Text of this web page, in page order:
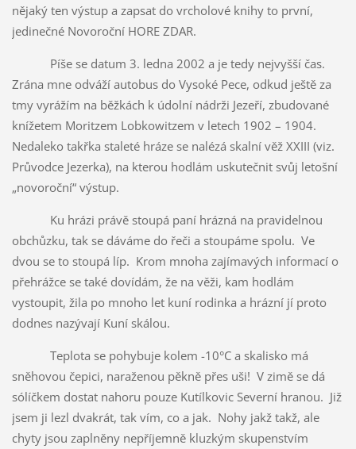
nějaký ten výstup a zapsat do vrcholové knihy to první,
jedinečné Novoroční HORE ZDAR.
Píše se datum 3. ledna 2002 a je tedy nejvyšší čas.
Zrána mne odváží autobus do Vysoké Pece, odkud ještě za
tmy vyrážím na běžkách k údolní nádrži Jezeří, zbudované
knížetem Moritzem Lobkowitzem v letech 1902 – 1904.
Nedaleko takřka staleté hráze se nalézá skalní věž XXIII (viz.
Průvodce Jezerka), na kterou hodlám uskutečnit svůj letošní
„novoroční“ výstup.
Ku hrázi právě stoupá paní hrázná na pravidelnou
obchůzku, tak se dáváme do řeči a stoupáme spolu. Ve
dvou se to stoupá líp. Krom mnoha zajímavých informací o
přehrážce se také dovídám, že na věži, kam hodlám
vystoupit, žila po mnoho let kuní rodinka a hrázní jí proto
dodnes nazývají Kuní skálou.
Teplota se pohybuje kolem -10°C a skalisko má
sněhovou čepici, naraženou pěkně přes uši! V zimě se dá
sólíčkem dostat nahoru pouze Kutílkovic Severní hranou. Již
jsem ji lezl dvakrát, tak vím, co a jak. Nohy jakž takž, ale
chyty jsou zaplněny nepříjemně kluzkým skupenstvím